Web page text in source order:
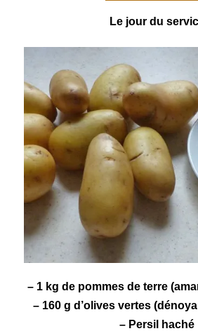
Le jour du
– 1 kg de pommes de terre
– 160 g d’olives vertes
– Persil haché